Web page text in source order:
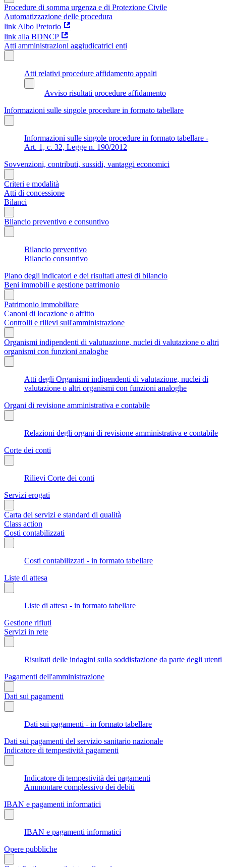
Procedure di somma urgenza e di Protezione Civile
Automatizzazione delle procedura
link Albo Pretorio
link alla BDNCP
Atti amministrazioni aggiudicatrici enti
Atti relativi procedure affidamento appalti
Avviso risultati procedure affidamento
Informazioni sulle singole procedure in formato tabellare
Informazioni sulle singole procedure in formato tabellare -
Art. 1, c. 32, Legge n. 190/2012
Sovvenzioni, contributi, sussidi, vantaggi economici
Criteri e modalità
Atti di concessione
Bilanci
Bilancio preventivo e consuntivo
Bilancio preventivo
Bilancio consuntivo
Piano degli indicatori e dei risultati attesi di bilancio
Beni immobili e gestione patrimonio
Patrimonio immobiliare
Canoni di locazione o affitto
Controlli e rilievi sull'amministrazione
Organismi indipendenti di valutuazione, nuclei di valutazione o altri
organismi con funzioni analoghe
Atti degli Organismi indipendenti di valutazione, nuclei di
valutazione o altri organismi con funzioni analoghe
Organi di revisione amministrativa e contabile
Relazioni degli organi di revisione amministrativa e contabile
Corte dei conti
Rilievi Corte dei conti
Servizi erogati
Carta dei servizi e standard di qualità
Class action
Costi contabilizzati
Costi contabilizzati - in formato tabellare
Liste di attesa
Liste di attesa - in formato tabellare
Gestione rifiuti
Servizi in rete
Risultati delle indagini sulla soddisfazione da parte degli utenti
Pagamenti dell'amministrazione
Dati sui pagamenti
Dati sui pagamenti - in formato tabellare
Dati sui pagamenti del servizio sanitario nazionale
Indicatore di tempestività pagamenti
Indicatore di tempestività dei pagamenti
Ammontare complessivo dei debiti
IBAN e pagamenti informatici
IBAN e pagamenti informatici
Opere pubbliche